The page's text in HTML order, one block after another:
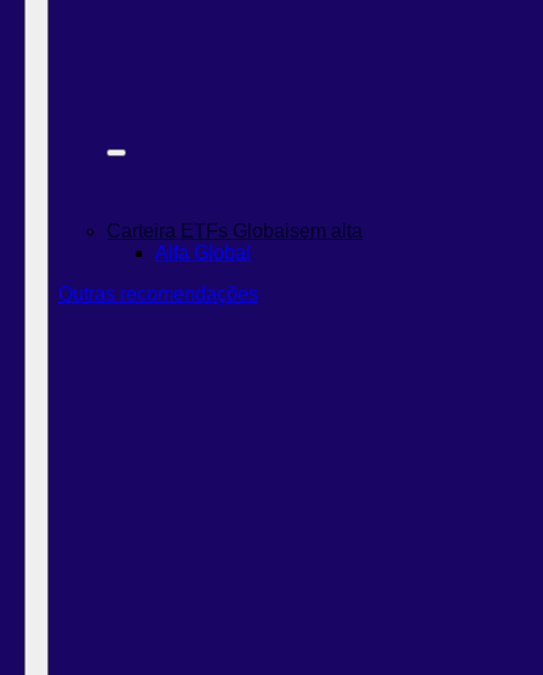
Carteira ETFs Globaisem alta
Alfa Global
Outras recomendações